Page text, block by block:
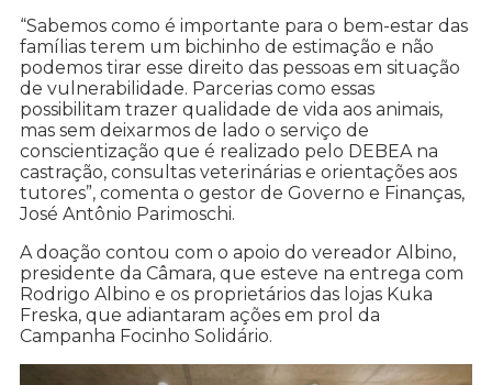
“Sabemos como é importante para o bem-estar das
famílias terem um bichinho de estimação e não
podemos tirar esse direito das pessoas em situação
de vulnerabilidade. Parcerias como essas
possibilitam trazer qualidade de vida aos animais,
mas sem deixarmos de lado o serviço de
conscientização que é realizado pelo DEBEA na
castração, consultas veterinárias e orientações aos
tutores”, comenta o gestor de Governo e Finanças,
José Antônio Parimoschi.
A doação contou com o apoio do vereador Albino,
presidente da Câmara, que esteve na entrega com
Rodrigo Albino e os proprietários das lojas Kuka
Freska, que adiantaram ações em prol da
Campanha Focinho Solidário.